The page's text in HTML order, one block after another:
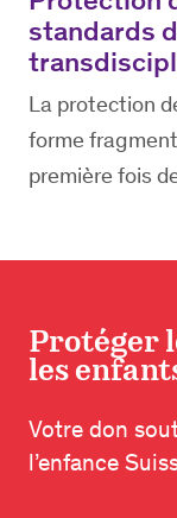
standards
La protection
forme
première fois
Protéger
les
Votre don
l’enfance